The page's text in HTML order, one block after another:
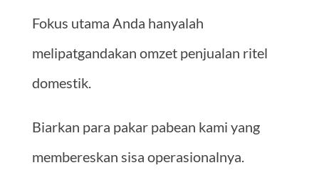
Fokus utama Anda hanyalah
melipatgandakan omzet penjualan ritel
domestik.
Biarkan para pakar pabean kami yang
membereskan sisa operasionalnya.